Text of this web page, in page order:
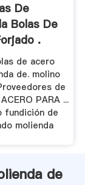
De
Bolas De
.
de acero
de. molino
de
PARA ...
fundición de
molienda
de